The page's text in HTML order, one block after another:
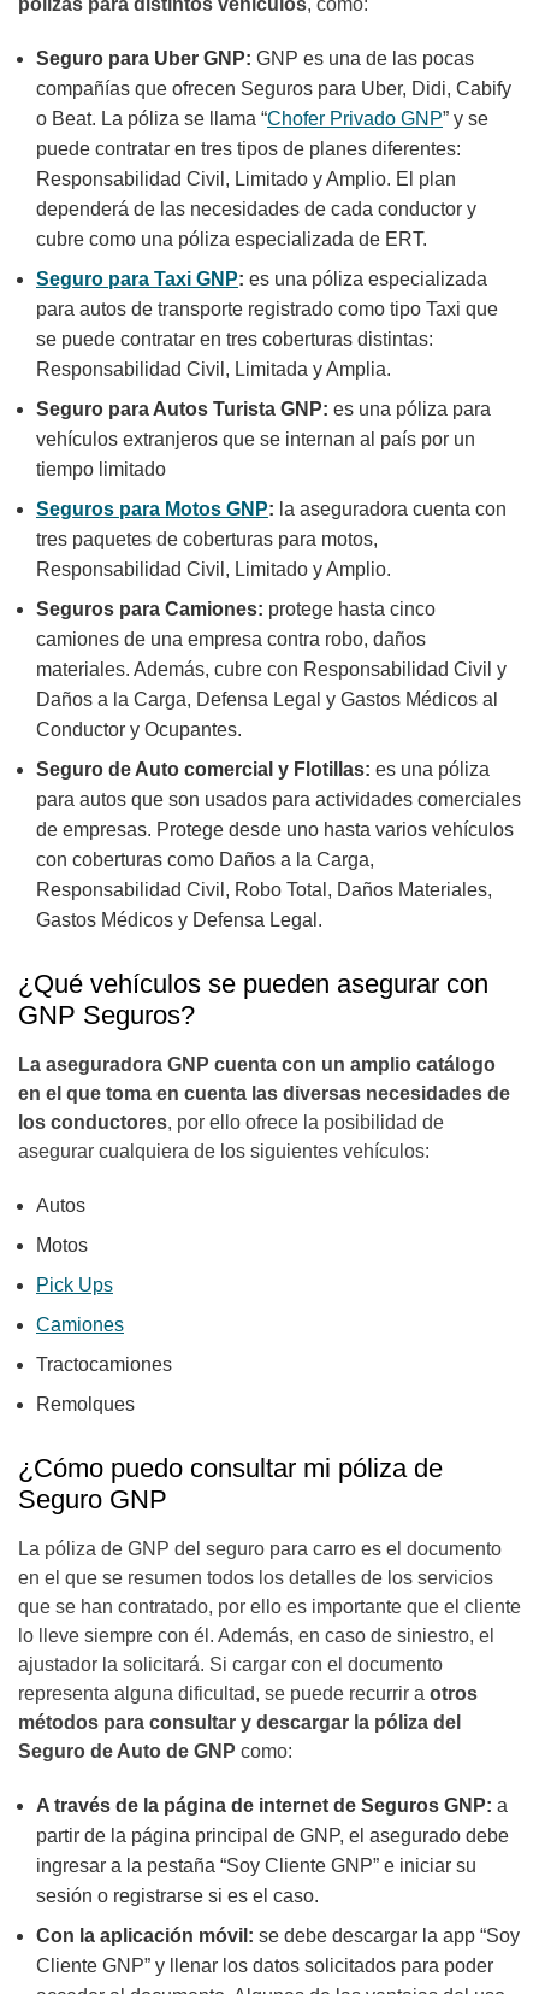
pólizas para distintos vehículos, como:
Seguro para Uber GNP: GNP es una de las pocas
compañías que ofrecen Seguros para Uber, Didi, Cabify
o Beat. La póliza se llama “Chofer Privado GNP” y se
puede contratar en tres tipos de planes diferentes:
Responsabilidad Civil, Limitado y Amplio. El plan
dependerá de las necesidades de cada conductor y
cubre como una póliza especializada de ERT.
Seguro para Taxi GNP: es una póliza especializada
para autos de transporte registrado como tipo Taxi que
se puede contratar en tres coberturas distintas:
Responsabilidad Civil, Limitada y Amplia.
Seguro para Autos Turista GNP: es una póliza para
vehículos extranjeros que se internan al país por un
tiempo limitado
Seguros para Motos GNP: la aseguradora cuenta con
tres paquetes de coberturas para motos,
Responsabilidad Civil, Limitado y Amplio.
Seguros para Camiones: protege hasta cinco
camiones de una empresa contra robo, daños
materiales. Además, cubre con Responsabilidad Civil y
Daños a la Carga, Defensa Legal y Gastos Médicos al
Conductor y Ocupantes.
Seguro de Auto comercial y Flotillas: es una póliza
para autos que son usados para actividades comerciales
de empresas. Protege desde uno hasta varios vehículos
con coberturas como Daños a la Carga,
Responsabilidad Civil, Robo Total, Daños Materiales,
Gastos Médicos y Defensa Legal.
¿Qué vehículos se pueden asegurar con
GNP Seguros?
La aseguradora GNP cuenta con un amplio catálogo
en el que toma en cuenta las diversas necesidades de
los conductores, por ello ofrece la posibilidad de
asegurar cualquiera de los siguientes vehículos:
Autos
Motos
Pick Ups
Camiones
Tractocamiones
Remolques
¿Cómo puedo consultar mi póliza de
Seguro GNP
La póliza de GNP del seguro para carro es el documento
en el que se resumen todos los detalles de los servicios
que se han contratado, por ello es importante que el cliente
lo lleve siempre con él. Además, en caso de siniestro, el
ajustador la solicitará. Si cargar con el documento
representa alguna dificultad, se puede recurrir a otros
métodos para consultar y descargar la póliza del
Seguro de Auto de GNP como:
A través de la página de internet de Seguros GNP: a
partir de la página principal de GNP, el asegurado debe
ingresar a la pestaña “Soy Cliente GNP” e iniciar su
sesión o registrarse si es el caso.
Con la aplicación móvil: se debe descargar la app “Soy
Cliente GNP” y llenar los datos solicitados para poder